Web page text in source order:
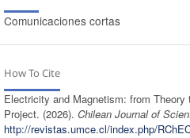
Comunicaciones cortas
How To Cite
Electricity and Magnetism: from
Project. (2026). Chilean Journal of
http://revistas.umce.cl/index.php/